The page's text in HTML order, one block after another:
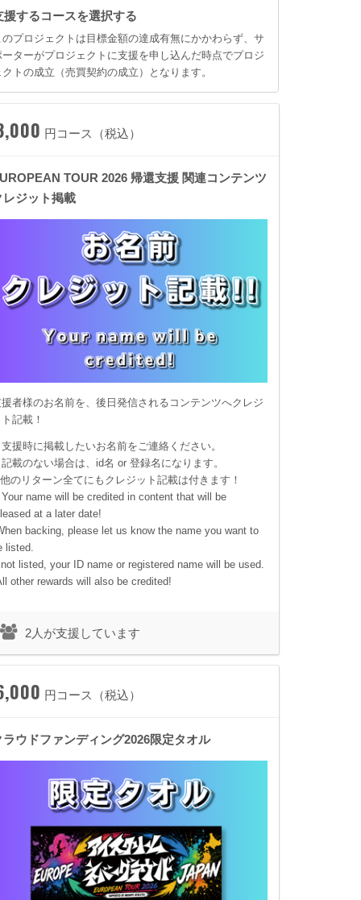
援するコースを選択する
のプロジェクトは目標金額の達成有無にかかわらず、サ
ーターがプロジェクトに支援を申し込んだ時点でプロジ
クトの成立（売買契約の成立）となります。
円コース（税込）
TOUR 2026 帰還支援 関連コンテンツ
レジット掲載
者様のお名前を、後日発信されるコンテンツへクレジ
記載！
援時に掲載したいお名前をご連絡ください。
載のない場合は、id名 or 登録名になります。
のリターン全てにもクレジット記載は付きます！
Your name will be credited in content that will be
at a later date!
backing, please let us know the name you want to
listed.
listed, your ID name or registered name will be used.
other rewards will also be credited!
2人が支援しています
円コース（税込）
ラウドファンディング2026限定タオル